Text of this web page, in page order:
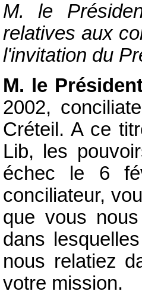
M. le
relatives aux
l'invitation du
M. le
2002,
Créteil. A ce
Lib, les
échec le 6
conciliateur,
que vous
dans
nous relatiez
votre mission.